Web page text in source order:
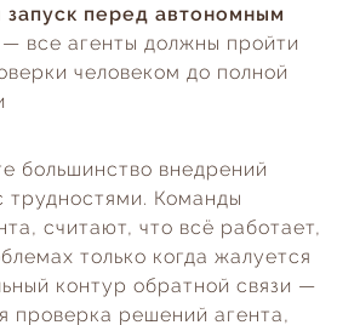
перед автономным
— все агенты должны пройти
человеком до полной
большинство внедрений
трудностями. Команды
считают, что всё работает,
только когда жалуется
контур обратной связи —
проверка решений агента,